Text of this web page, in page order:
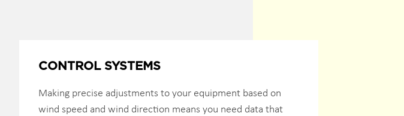
CONTROL SYSTEMS
Making precise adjustments to your equipment based on
wind speed and wind direction means you need data that